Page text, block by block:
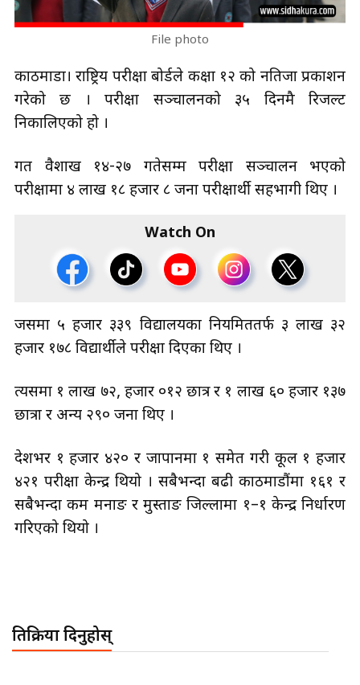
File photo
काठमाडौँ। राष्ट्रिय परीक्षा बोर्डले कक्षा १२ को नतिजा प्रकाशन
गरेको छ । परीक्षा सञ्चालनको ३५ दिनमै रिजल्ट
निकालिएको हो ।
गत वैशाख १४-२७ गतेसम्म परीक्षा सञ्चालन भएको
परीक्षामा ४ लाख १८ हजार ८ जना परीक्षार्थी सहभागी थिए ।
Watch On
जसमा ५ हजार ३३९ विद्यालयका नियमिततर्फ ३ लाख ३२
हजार १७८ विद्यार्थीले परीक्षा दिएका थिए ।
त्यसमा १ लाख ७२, हजार ०१२ छात्र र १ लाख ६० हजार १३७
छात्रा र अन्य २९० जना थिए ।
देशभर १ हजार ४२० र जापानमा १ समेत गरी कूल १ हजार
४२१ परीक्षा केन्द्र थियो । सबैभन्दा बढी काठमाडौंमा १६१ र
सबैभन्दा कम मनाङ र मुस्ताङ जिल्लामा १–१ केन्द्र निर्धारण
गरिएको थियो ।
प्रतिक्रिया दिनुहोस्